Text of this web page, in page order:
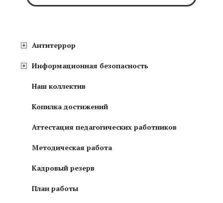
Антитеррор
Информационная безопасность
Наш коллектив
Копилка достижений
Аттестация педагогических работников
Методическая работа
Кадровый резерв
План работы